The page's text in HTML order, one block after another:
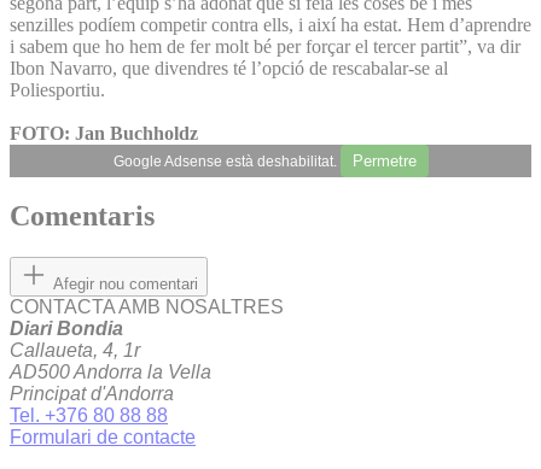
senzilles podíem competir contra ells, i així ha estat. Hem d’aprendre
i sabem que ho hem de fer molt bé per forçar el tercer partit”, va dir
Ibon Navarro, que divendres té l’opció de rescabalar-se al
Poliesportiu.
FOTO: Jan Buchholdz
Google Adsense està deshabilitat. Permetre
Comentaris
Afegir nou comentari
CONTACTA AMB NOSALTRES
Diari Bondia
Callaueta, 4, 1r
AD500 Andorra la Vella
Principat d'Andorra
Tel. +376 80 88 88
Formulari de contacte